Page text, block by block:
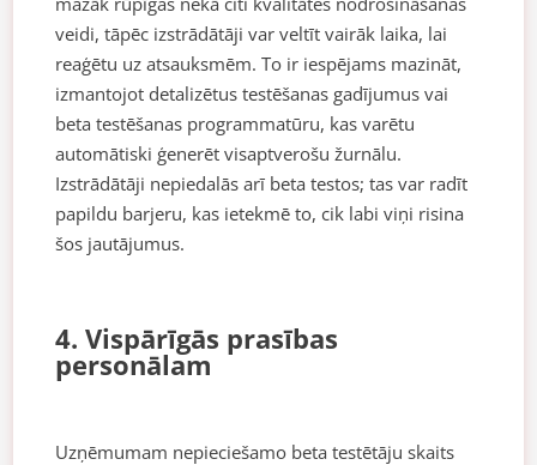
veidi, tāpēc izstrādātāji var veltīt vairāk laika, lai
reaģētu uz atsauksmēm. To ir iespējams mazināt,
izmantojot detalizētus testēšanas gadījumus vai
beta testēšanas programmatūru, kas varētu
automātiski ģenerēt visaptverošu žurnālu.
Izstrādātāji nepiedalās arī beta testos; tas var radīt
papildu barjeru, kas ietekmē to, cik labi viņi risina
šos jautājumus.
4. Vispārīgās prasības
personālam
Uzņēmumam nepieciešamo beta testētāju skaits